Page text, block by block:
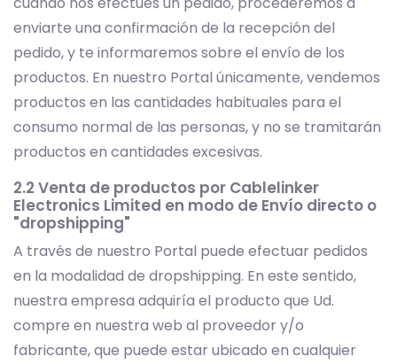
enviarte una confirmación de la recepción del
pedido, y te informaremos sobre el envío de los
productos. En nuestro Portal únicamente, vendemos
productos en las cantidades habituales para el
consumo normal de las personas, y no se tramitarán
productos en cantidades excesivas.
2.2 Venta de productos por Cablelinker
Electronics Limited en modo de Envío directo o
"dropshipping"
A través de nuestro Portal puede efectuar pedidos
en la modalidad de dropshipping. En este sentido,
nuestra empresa adquiría el producto que Ud.
compre en nuestra web al proveedor y/o
fabricante, que puede estar ubicado en cualquier